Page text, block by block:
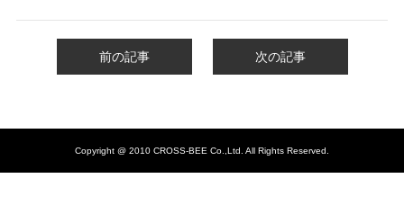
前の記事 次の記事
Copyright @ 2010 CROSS-BEE Co.,Ltd. All Rights Reserved.